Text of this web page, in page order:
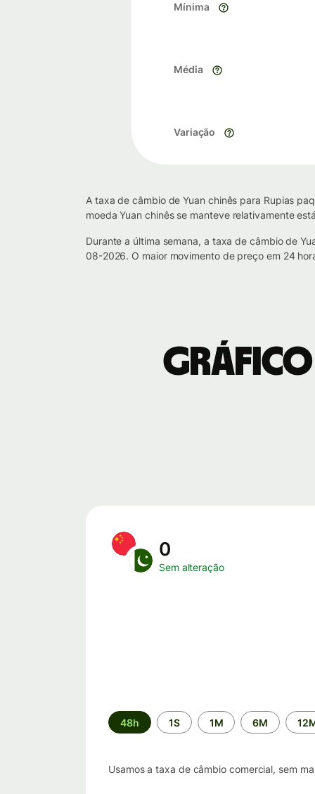
Mínima
Média
Variação
A taxa de câmbio de Yuan chinês para Rupias
moeda Yuan chinês se manteve relativamente
Durante a última semana, a taxa de câmbio de
08-2026. O maior movimento de preço em 24
Gráfico
0
Sem alteração
Período
de
48h 1S 1M 6M
Usamos a taxa de câmbio comercial, sem